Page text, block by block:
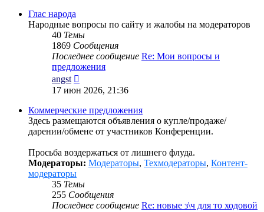
Глас народа
Народные вопросы по сайту и жалобы на модераторов
40 Темы
1869 Сообщения
Последнее сообщение Re: Мои вопросы и
предложения
angst
к
сообщению
17 июн 2026, 21:36
Коммерческие предложения
Здесь размещаются объявления о купле/продаже/
дарении/обмене от участников Конференции.
Просьба воздержаться от лишнего флуда.
Модераторы: Модераторы, Техмодераторы, Контент-
модераторы
35 Темы
255 Сообщения
Последнее сообщение Re: новые з\ч для то ходовой